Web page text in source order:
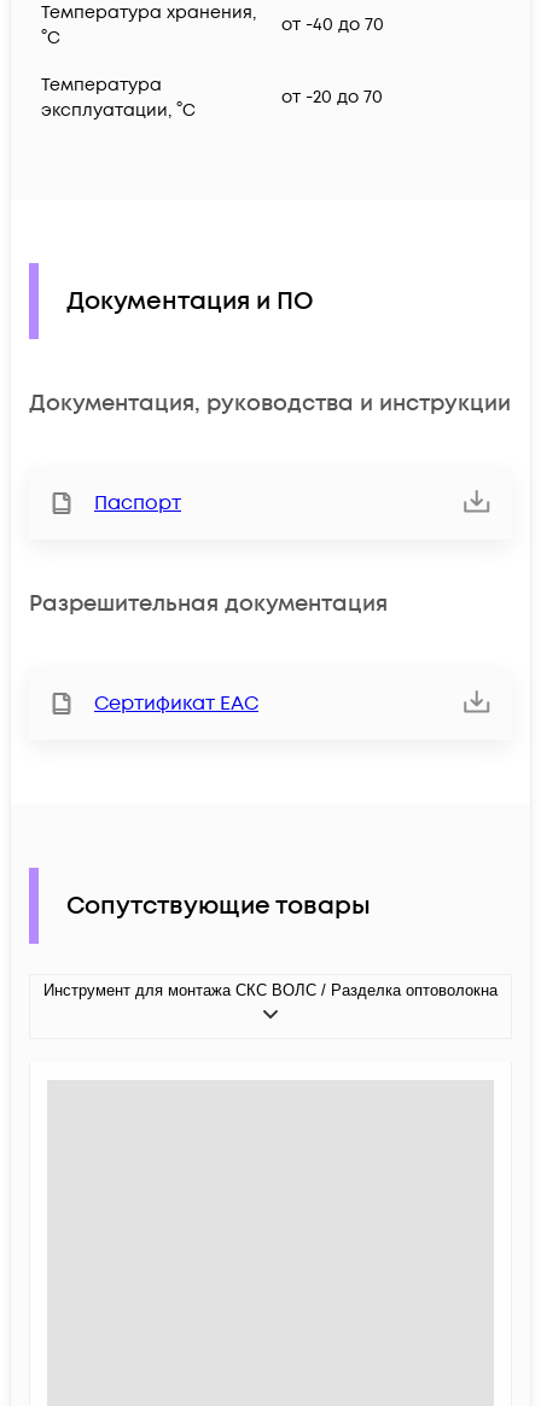
Температура хранения,
°C
от -40 до 70
Температура
эксплуатации, °C
от -20 до 70
Документация и ПО
Документация, руководства и инструкции
Паспорт
Разрешительная документация
Сертификат ЕАС
Сопутствующие товары
Инструмент для монтажа СКС ВОЛС / Разделка оптоволокна